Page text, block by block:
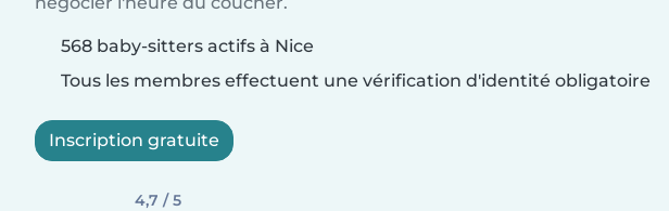
568 baby-sitters actifs à Nice
Tous les membres effectuent une vérification d'identité obligatoire
Inscription gratuite
4,7 / 5